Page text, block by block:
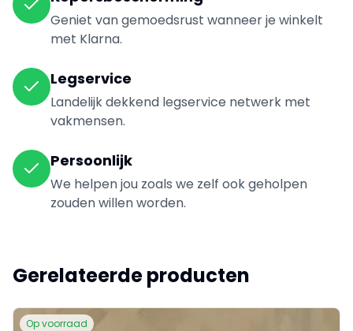
Geniet van gemoedsrust wanneer je winkelt
met Klarna.
Legservice
Landelijk dekkend legservice netwerk met
vakmensen.
Persoonlijk
We helpen jou zoals we zelf ook geholpen
zouden willen worden.
Gerelateerde producten
Op voorraad